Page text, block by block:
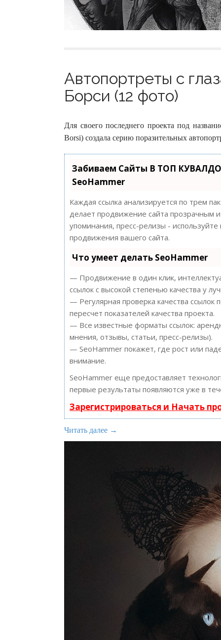
Автопортреты с
Борси (12 фото)
Для своего последнего проекта под
Borsi) создала серию поразительных
Забиваем Сайты В ТОП
SeoHammer
Каждая ссылка анализируется по трем
делает продвижение сайта прозрачным
упоминания, пресс-релизы -
продвижения вашего сайта.
Что умеет делать SeoHammer
— Продвижение в один клик,
ссылок с высокой степенью качества у
— Регулярная проверка качества
пересчет показателей качества проекта.
— Все известные форматы ссылок:
мнения, отзывы, статьи, пресс-релизы).
— SeoHammer покажет, где рост или
внимание.
SeoHammer еще предоставляет
первые результаты появляются уже в
Зарегистрироваться и Начать
Читать далее →